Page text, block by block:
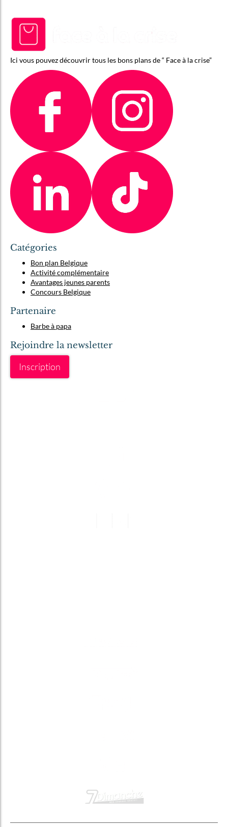
Ici vous pouvez découvrir tous les bons plans de “ Face à la crise”
Catégories
Bon plan Belgique
Activité complémentaire
Avantages jeunes parents
Concours Belgique
Partenaire
Barbe à papa
Rejoindre la newsletter
Inscription